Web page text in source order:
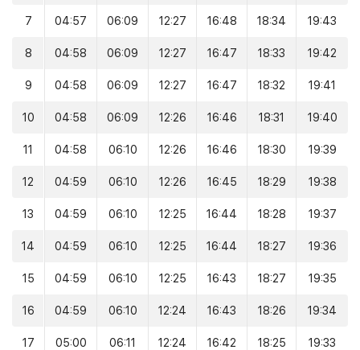
7 04:57 06:09 12:27 16:48 18:34 19:43
8 04:58 06:09 12:27 16:47 18:33 19:42
9 04:58 06:09 12:27 16:47 18:32 19:41
10 04:58 06:09 12:26 16:46 18:31 19:40
11 04:58 06:10 12:26 16:46 18:30 19:39
12 04:59 06:10 12:26 16:45 18:29 19:38
13 04:59 06:10 12:25 16:44 18:28 19:37
14 04:59 06:10 12:25 16:44 18:27 19:36
15 04:59 06:10 12:25 16:43 18:27 19:35
16 04:59 06:10 12:24 16:43 18:26 19:34
17 05:00 06:11 12:24 16:42 18:25 19:33